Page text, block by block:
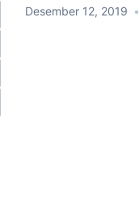
Desember 12, 2019 •